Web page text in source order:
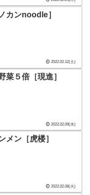
カンnoodle］
2022.02.12(土)
菜５倍［現進］
2022.02.09(水)
メン［虎楼］
2022.02.08(火)